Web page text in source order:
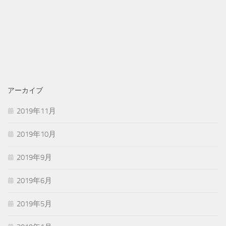
アーカイブ
2019年11月
2019年10月
2019年9月
2019年6月
2019年5月